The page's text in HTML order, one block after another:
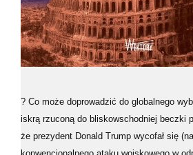
? Co może doprowadzić do globalnego
iskrą rzuconą do bliskowschodniej beczki
że prezydent Donald Trump wycofał się